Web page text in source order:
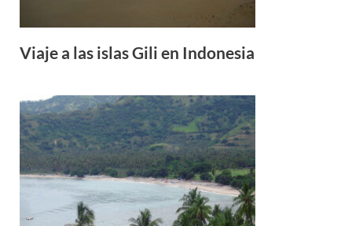
Viaje a las islas Gili en Indonesia